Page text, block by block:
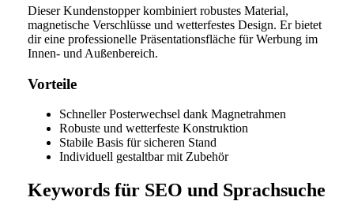
Dieser Kundenstopper kombiniert robustes Material,
magnetische Verschlüsse und wetterfestes Design. Er bietet
dir eine professionelle Präsentationsfläche für Werbung im
Innen- und Außenbereich.
Vorteile
Schneller Posterwechsel dank Magnetrahmen
Robuste und wetterfeste Konstruktion
Stabile Basis für sicheren Stand
Individuell gestaltbar mit Zubehör
Keywords für SEO und Sprachsuche